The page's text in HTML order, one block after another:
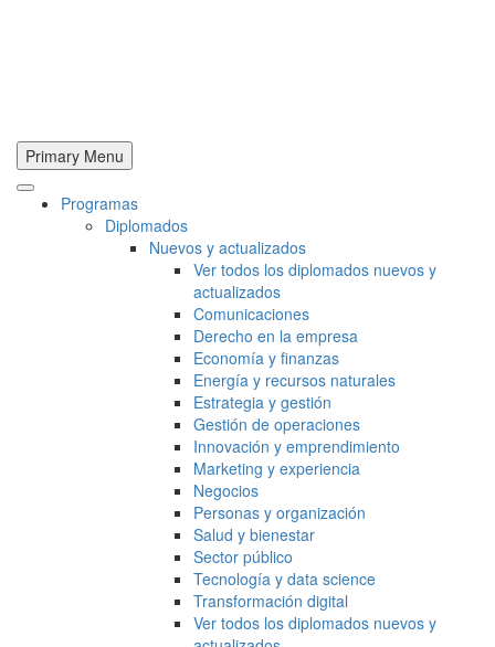
Primary Menu
Programas
Diplomados
Nuevos y actualizados
Ver todos los diplomados nuevos y
actualizados
Comunicaciones
Derecho en la empresa
Economía y finanzas
Energía y recursos naturales
Estrategia y gestión
Gestión de operaciones
Innovación y emprendimiento
Marketing y experiencia
Negocios
Personas y organización
Salud y bienestar
Sector público
Tecnología y data science
Transformación digital
Ver todos los diplomados nuevos y